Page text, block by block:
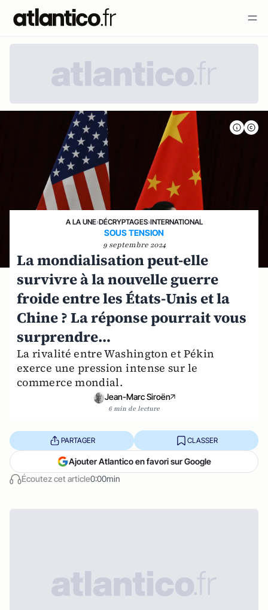
A LA UNE›DÉCRYPTAGES›INTERNATIONAL
SOUS TENSION
9 septembre 2024
La mondialisation peut-elle
survivre à la nouvelle guerre
froide entre les États-Unis et la
Chine ? La réponse pourrait vous
surprendre…
La rivalité entre Washington et Pékin
exerce une pression intense sur le
commerce mondial.
Jean-Marc Siroën
6 min de lecture
Écoutez cet article0:00min
PARTAGER CLASSER
Ajouter Atlantico en favori sur Google